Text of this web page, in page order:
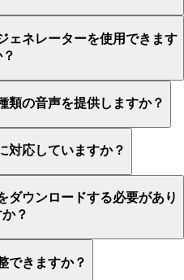
ェネレーターを使用できます
類の音声を提供しますか？
対応していますか？
ダウンロードする必要があり
？
できますか？